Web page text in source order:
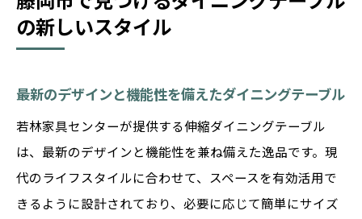
ニングテーブル
藤岡市の家庭に最適なスペース活用術
藤岡市の生活に合うダイニングテーブルの
選択肢
柔軟なダイニングテーブルで藤岡市の暮らしを
彩る
伸縮式ダイニングテーブルの利点と活用方
の新しいスタイル
最新のデザインと機能性を備えたダイニングテーブル
若林家具センターが提供する伸縮ダイニングテーブル
は、最新のデザインと機能性を兼ね備えた逸品です。現
代のライフスタイルに合わせて、スペースを有効活用で
きるように設計されており、必要に応じて簡単にサイズ